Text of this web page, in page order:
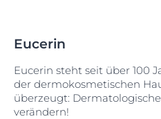
Eucerin
Eucerin steht seit über 100
der dermokosmetischen
überzeugt:
verändern!